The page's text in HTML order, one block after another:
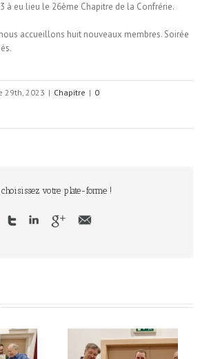
à eu lieu le 26ème Chapitre de la Confrérie.
accueillons huit nouveaux membres. Soirée
29th, 2023 | Chapitre | 0
choisissez votre plate-forme !